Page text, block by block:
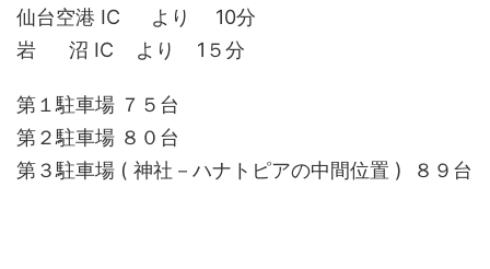
仙台空港 IC より 10分
岩 沼 IC より 1５分
第１駐車場 ７５台
第２駐車場 ８０台
第３駐車場 ( 神社－ハナトピアの中間位置 ) ８９台